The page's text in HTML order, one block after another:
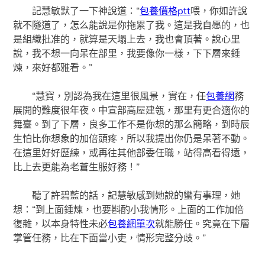
記慧敏默了一下神說道：“包養價格ptt喂，你如許說
就不隧道了，怎么能說是你拖累了我。這是我自愿的，也
是組織批准的，就算是天塌上去，我也會頂著。說心里
說，我不想一向呆在部里，我要像你一樣，下下層來錘
煉，來好都雅看。”
“慧寶，別認為我在這里很風景，實在，任包養網務
展開的難度很年夜。中宣部高屋建瓴，那里有更合適你的
舞臺。到了下層，良多工作不是你想的那么簡略，到時辰
生怕比你想象的加倍頭疼，所以我提出你仍是呆著不動。
在這里好好歷練，或再往其他部委任職，站得高看得遠，
比上去更能為老蒼生服好務！”
聽了許碧藍的話，記慧敏感到她說的蠻有事理，她
想：“到上面錘煉，也要斟酌小我情形。上面的工作加倍
復雜，以本身特性未必包養網單次就能勝任。究竟在下層
掌管任務，比在下面當小吏，情形完整分歧。”